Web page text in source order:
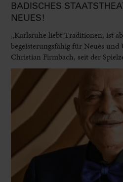
BADISCHES
NEUES!
„Karlsruhe liebt Traditionen, ist
begeisterungsfähig für Neues und
Christian Firmbach, seit der